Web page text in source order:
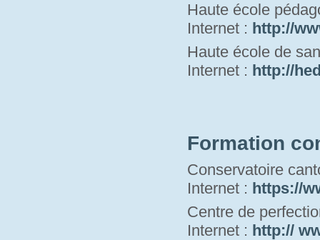
Haute école
Internet : http://
Haute école de
Internet : http://
Formation
Conservatoire
Internet : https://
Centre de
Internet : http://